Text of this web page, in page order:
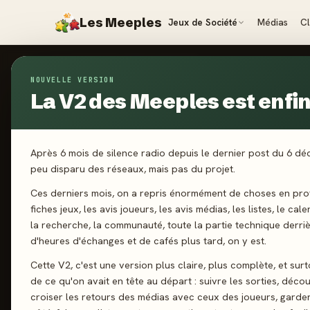
Les Meeples Jeux de Société Médias
NOUVELLE VERSION
La V2 des Meeples est
Après 6 mois de silence radio depuis le dernier post du 6
peu disparu des réseaux, mais pas du projet.
Ces derniers mois, on a repris énormément de choses en
fiches jeux, les avis joueurs, les avis médias, les listes, le
la recherche, la communauté, toute la partie technique
d'heures d'échanges et de cafés plus tard, on y est.
Cette V2, c'est une version plus claire, plus complète, et
de ce qu'on avait en tête au départ : suivre les sorties,
croiser les retours des médias avec ceux des joueurs,
CD
ILLUSTRATEUR · DEPUIS 2019
Cyrille
17 18
REVIEWS